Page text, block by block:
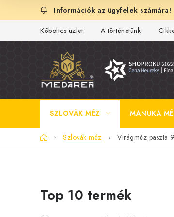
tartalomhoz
Kőboltos üzlet A történetünk
SZLOVÁK MÉZ MANUKA
KezdőlapSzlovák méz Virágméz paszta
l
Top 10 termék